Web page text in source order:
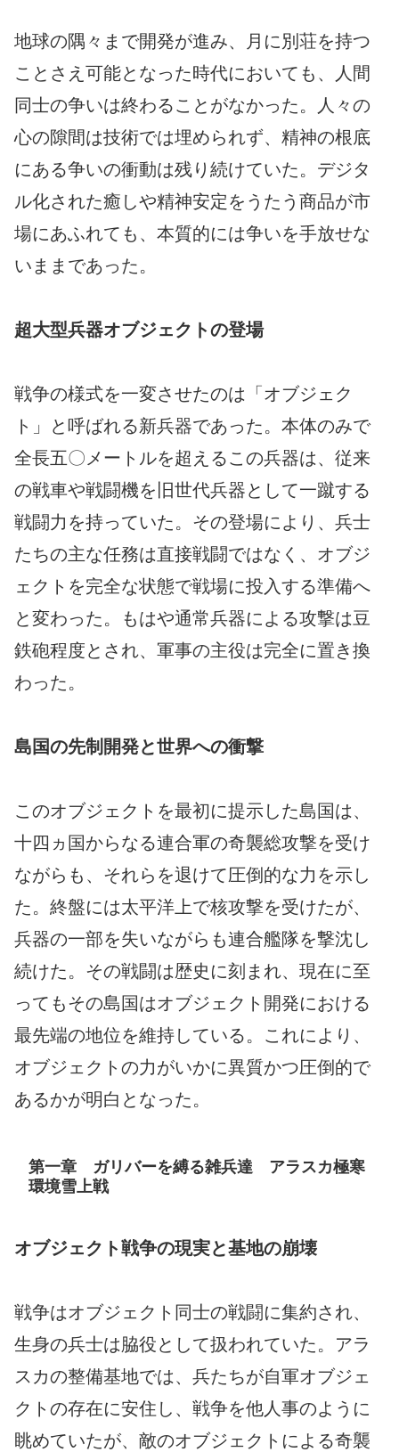
地球の隅々まで開発が進み、月に別荘を持つ
ことさえ可能となった時代においても、人間
同士の争いは終わることがなかった。人々の
心の隙間は技術では埋められず、精神の根底
にある争いの衝動は残り続けていた。デジタ
ル化された癒しや精神安定をうたう商品が市
場にあふれても、本質的には争いを手放せな
いままであった。
超大型兵器オブジェクトの登場
戦争の様式を一変させたのは「オブジェク
ト」と呼ばれる新兵器であった。本体のみで
全長五〇メートルを超えるこの兵器は、従来
の戦車や戦闘機を旧世代兵器として一蹴する
戦闘力を持っていた。その登場により、兵士
たちの主な任務は直接戦闘ではなく、オブジ
ェクトを完全な状態で戦場に投入する準備へ
と変わった。もはや通常兵器による攻撃は豆
鉄砲程度とされ、軍事の主役は完全に置き換
わった。
島国の先制開発と世界への衝撃
このオブジェクトを最初に提示した島国は、
十四ヵ国からなる連合軍の奇襲総攻撃を受け
ながらも、それらを退けて圧倒的な力を示し
た。終盤には太平洋上で核攻撃を受けたが、
兵器の一部を失いながらも連合艦隊を撃沈し
続けた。その戦闘は歴史に刻まれ、現在に至
ってもその島国はオブジェクト開発における
最先端の地位を維持している。これにより、
オブジェクトの力がいかに異質かつ圧倒的で
あるかが明白となった。
第一章 ガリバーを縛る雑兵達 アラスカ極寒
環境雪上戦
オブジェクト戦争の現実と基地の崩壊
戦争はオブジェクト同士の戦闘に集約され、
生身の兵士は脇役として扱われていた。アラ
スカの整備基地では、兵たちが自軍オブジェ
クトの存在に安住し、戦争を他人事のように
眺めていたが、敵のオブジェクトによる奇襲